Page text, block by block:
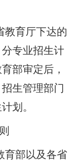
教育厅下达的
专业招生计
部审定后，
生管理部门
划。
育部以及各省